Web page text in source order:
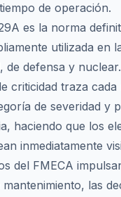
de operación.
es la norma
utilizada en
de defensa y nuclear.
criticidad traza cada
de severidad y
haciendo que los
inmediatamente
del FMECA
las